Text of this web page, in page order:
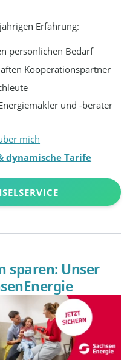
Erfahrung:
persönlichen Bedarf
Kooperationspartner
und -berater
mich
dynamische Tarife
sparen: Unser